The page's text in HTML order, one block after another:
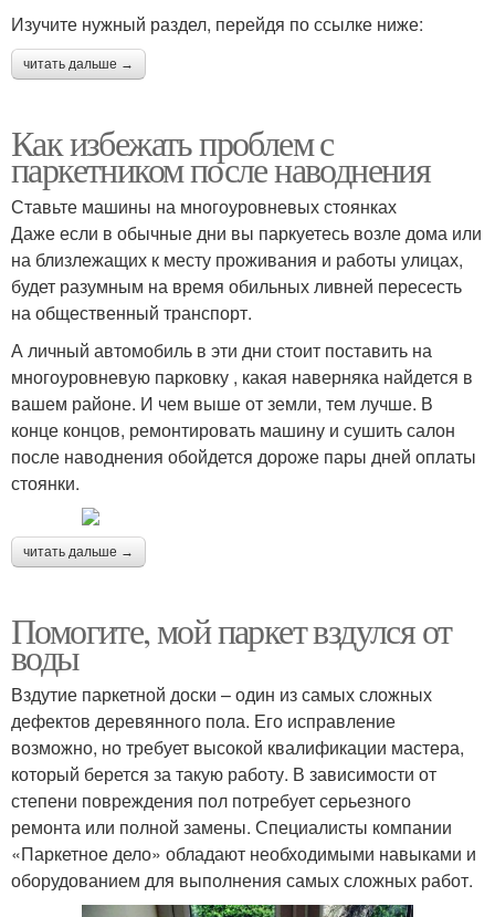
Изучите нужный раздел, перейдя по ссылке ниже:
читать дальше →
Как избежать проблем с
паркетником после наводнения
Ставьте машины на многоуровневых стоянках
Даже если в обычные дни вы паркуетесь возле дома или
на близлежащих к месту проживания и работы улицах,
будет разумным на время обильных ливней пересесть
на общественный транспорт.
А личный автомобиль в эти дни стоит поставить на
многоуровневую парковку , какая наверняка найдется в
вашем районе. И чем выше от земли, тем лучше. В
конце концов, ремонтировать машину и сушить салон
после наводнения обойдется дороже пары дней оплаты
стоянки.
читать дальше →
Помогите, мой паркет вздулся от
воды
Вздутие паркетной доски – один из самых сложных
дефектов деревянного пола. Его исправление
возможно, но требует высокой квалификации мастера,
который берется за такую работу. В зависимости от
степени повреждения пол потребует серьезного
ремонта или полной замены. Специалисты компании
«Паркетное дело» обладают необходимыми навыками и
оборудованием для выполнения самых сложных работ.